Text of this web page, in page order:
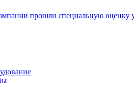
прошли специальную